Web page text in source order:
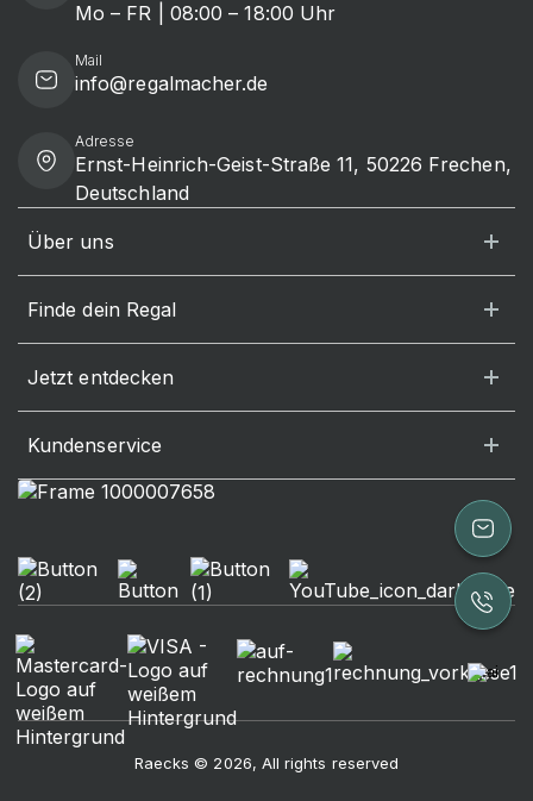
Mo – FR | 08:00 – 18:00 Uhr
Mail
info@regalmacher.de
Adresse
Ernst-Heinrich-Geist-Straße 11, 50226 Frechen,
Deutschland
Über uns
Finde dein Regal
Jetzt entdecken
Kundenservice
Raecks © 2026, All rights reserved